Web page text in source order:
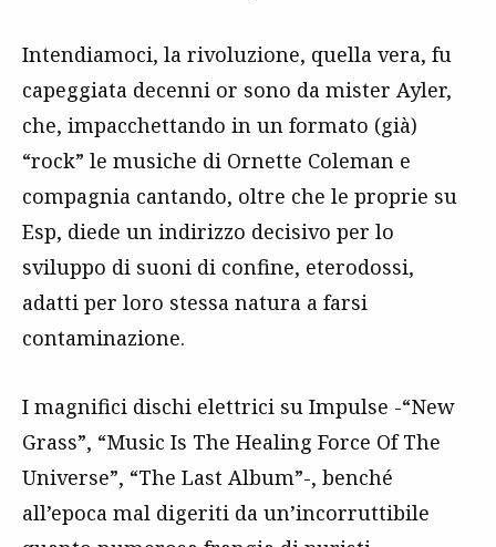
Intendiamoci, la rivoluzione, quella vera, fu
capeggiata decenni or sono da mister Ayler,
che, impacchettando in un formato (già)
“rock” le musiche di Ornette Coleman e
compagnia cantando, oltre che le proprie su
Esp, diede un indirizzo decisivo per lo
sviluppo di suoni di confine, eterodossi,
adatti per loro stessa natura a farsi
contaminazione.
I magnifici dischi elettrici su Impulse -“New
Grass”, “Music Is The Healing Force Of The
Universe”, “The Last Album”-, benché
all’epoca mal digeriti da un’incorruttibile